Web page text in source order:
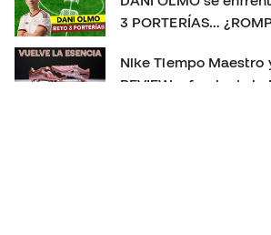
3 PORTERÍAS…
Nike Tiempo Maestro
REVIEW a fondo de la